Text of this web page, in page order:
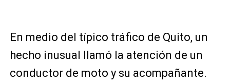
En medio del típico tráfico de Quito, un
hecho inusual llamó la atención de un
conductor de moto y su acompañante.